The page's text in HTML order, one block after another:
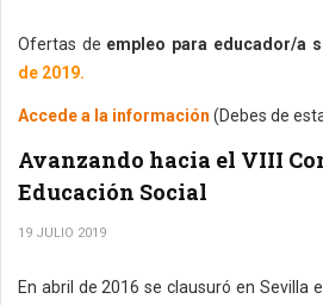
Ofertas de empleo para educador/a
de 2019.
Accede a la información (Debes de
Avanzando hacia el VIII
Educación Social
19 JULIO 2019
En abril de 2016 se clausuró en Sevilla